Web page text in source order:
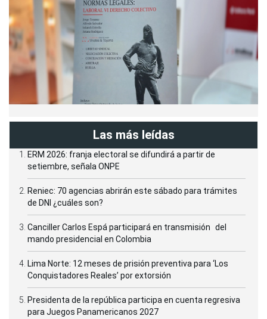
Las más leídas
ERM 2026: franja electoral se difundirá a partir de
setiembre, señala ONPE
Reniec: 70 agencias abrirán este sábado para trámites
de DNI ¿cuáles son?
Canciller Carlos Espá participará en transmisión del
mando presidencial en Colombia
Lima Norte: 12 meses de prisión preventiva para ‘Los
Conquistadores Reales’ por extorsión
Presidenta de la república participa en cuenta regresiva
para Juegos Panamericanos 2027